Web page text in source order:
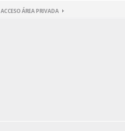
ACCESO ÁREA PRIVADA